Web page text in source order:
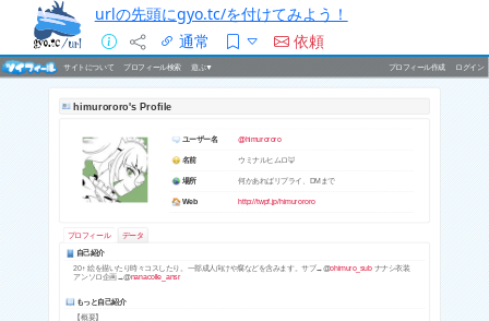
urlの先頭にgyo.tc/を付けてみよう！
通常
依頼